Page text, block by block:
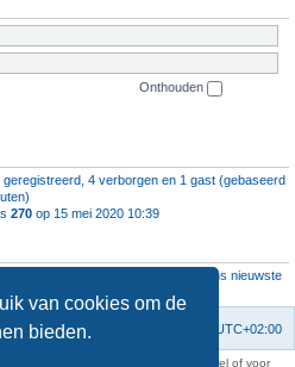
van cookies om de
bieden.
Onthouden
4 verborgen en 1 gast (gebaseerd
270 op 15 mei 2020 10:39
• Ons nieuwste
UTC+02:00
Verwijder cookies
gesteld voor om het even welk nadeel of voor